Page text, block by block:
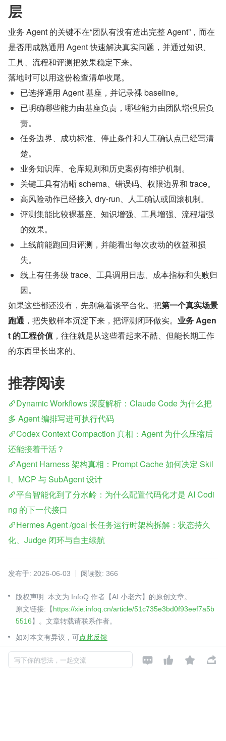
层
业务 Agent 的关键不在“团队有没有造出完整 Agent”，而在
是否用成熟通用 Agent 快速解决真实问题，并通过知识、
工具、流程和评测把效果稳定下来。
落地时可以用这份检查清单收尾。
已选择通用 Agent 基座，并记录裸 baseline。
已明确哪些能力由基座负责，哪些能力由团队增强层负
责。
任务边界、成功标准、停止条件和人工确认点已经写清
楚。
业务知识库、仓库规则和历史案例有维护机制。
关键工具有清晰 schema、错误码、权限边界和 trace。
高风险动作已经接入 dry-run、人工确认或回滚机制。
评测集能比较裸基座、知识增强、工具增强、流程增强
的效果。
上线前能跑回归评测，并能看出每次改动的收益和损
失。
线上有任务级 trace、工具调用日志、成本指标和失败归
因。
如果这些都还没有，先别急着谈平台化。把​第一个真实场景
跑通 ​，把失败样本沉淀下来，把评测闭环做实。​ 业务 Agen
t 的工程价值 ​，往往就是从这些看起来不酷、但能长期工作
的东西里长出来的。
推荐阅读
Dynamic Workflows 深度解析：Claude Code 为什么把
多 Agent 编排写进可执行代码
Codex Context Compaction 真相：Agent 为什么压缩后
还能接着干活？
Agent Harness 架构真相：Prompt Cache 如何决定 Skil
l、MCP 与 SubAgent 设计
平台智能化到了分水岭：为什么配置代码化才是 AI Codi
ng 的下一代接口
Hermes Agent /goal 长任务运行时架构拆解：状态持久
化、Judge 闭环与自主续航
发布于: 2026-06-03 阅读数: 366
版权声明: 本文为 InfoQ 作者【AI 小老六】的原创文章。
原文链接:【https://xie.infoq.cn/article/51c735e3bd0f93eef7a5b
5516】。文章转载请联系作者。
如对本文有异议，可点此反馈
工具 系统架构 评测 月更
写下你的想法，一起交流    